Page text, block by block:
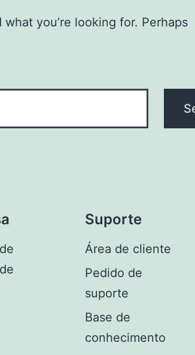
what you’re looking for. Perhaps
Suporte
Área de cliente
Pedido de
suporte
Base de
conhecimento